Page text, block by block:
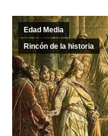
Edad Media
Rincón de la historia